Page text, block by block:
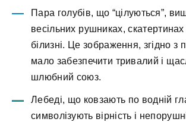
Пара голубів, що “цілуються”,
весільних рушниках, скатертинах
білизні. Це зображення, згідно з
мало забезпечити тривалий і
шлюбний союз.
Лебеді, що ковзають по водній
символізують вірність і